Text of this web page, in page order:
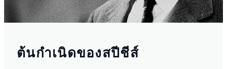
ต้นกำเนิดของสปีชีส์